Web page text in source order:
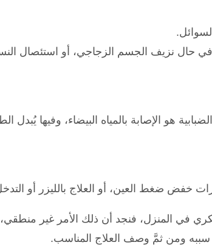
في حال نزيف الجسم الزجاجي، أو استئصال
هو الإصابة بالمياه البيضاء، وفيها
خفض ضغط العين، أو العلاج بالليزر أو
في المنزل، فنجد أن ذلك الأمر غير
ومن ثمَّ وصف العلاج المناسب.